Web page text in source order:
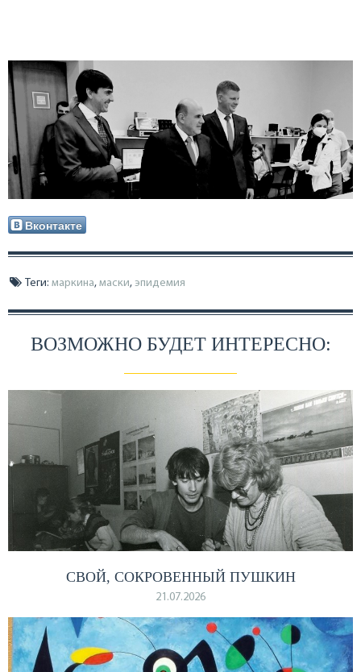
Вконтакте
Теги: маркина, маски, эпидемия
ВОЗМОЖНО БУДЕТ ИНТЕРЕСНО:
СВОЙ, СОКРОВЕННЫЙ ПУШКИН
21.07.2026